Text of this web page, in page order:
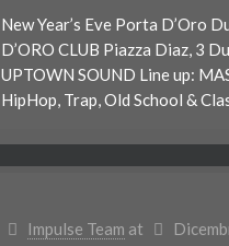
New Year’s Eve Porta D’Oro
D’ORO CLUB Piazza Diaz, 3
UPTOWN SOUND Line up:
HipHop, Trap, Old School &
Impulse Team at